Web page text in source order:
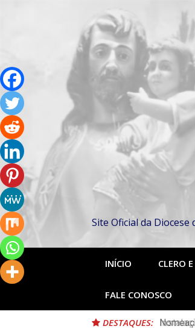
Site Oficial da Diocese
INÍCIO CLERO
FALE CONOSCO
DESTAQUES: